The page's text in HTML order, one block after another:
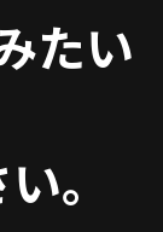
たい
。